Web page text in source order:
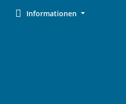
Informationen